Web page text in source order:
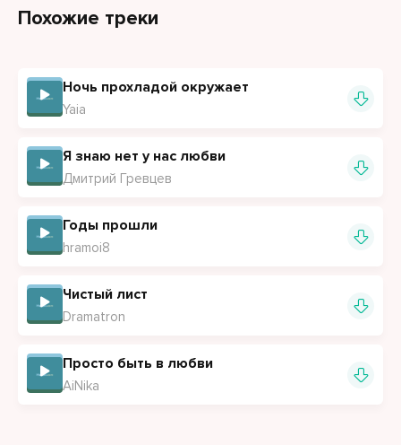
Ритм подскажет верный путь
Похожие треки
Ночь прохладой окружает
Yaia
Я знаю нет у нас любви
Дмитрий Гревцев
Годы прошли
hramoi8
Чистый лист
Dramatron
Просто быть в любви
AiNika